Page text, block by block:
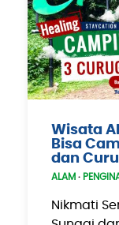
Wisata
Bisa
dan
ALAM ·
Nikmati